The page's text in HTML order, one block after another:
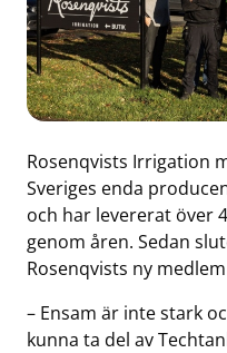
Rosenqvists Irrigation
Sveriges enda
och har levererat över
genom åren. Sedan
Rosenqvists ny
– Ensam är inte stark
kunna ta del av